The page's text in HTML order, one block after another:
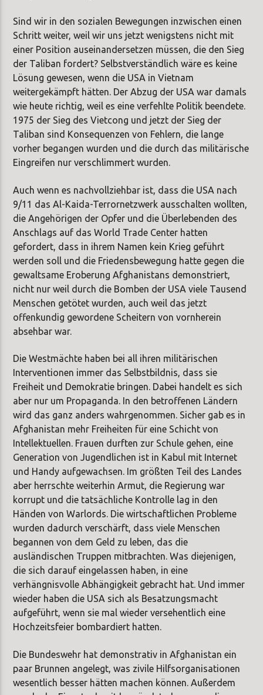
Sind wir in den sozialen Bewegungen inzwischen einen
Schritt weiter, weil wir uns jetzt wenigstens nicht mit
einer Position auseinandersetzen müssen, die den Sieg
der Taliban fordert? Selbstverständlich wäre es keine
Lösung gewesen, wenn die USA in Vietnam
weitergekämpft hätten. Der Abzug der USA war damals
wie heute richtig, weil es eine verfehlte Politik beendete.
1975 der Sieg des Vietcong und jetzt der Sieg der
Taliban sind Konsequenzen von Fehlern, die lange
vorher begangen wurden und die durch das militärische
Eingreifen nur verschlimmert wurden.
Auch wenn es nachvollziehbar ist, dass die USA nach
9/11 das Al-Kaida-Terrornetzwerk ausschalten wollten,
die Angehörigen der Opfer und die Überlebenden des
Anschlags auf das World Trade Center hatten
gefordert, dass in ihrem Namen kein Krieg geführt
werden soll und die Friedensbewegung hatte gegen die
gewaltsame Eroberung Afghanistans demonstriert,
nicht nur weil durch die Bomben der USA viele Tausend
Menschen getötet wurden, auch weil das jetzt
offenkundig gewordene Scheitern von vornherein
absehbar war.
Die Westmächte haben bei all ihren militärischen
Interventionen immer das Selbstbildnis, dass sie
Freiheit und Demokratie bringen. Dabei handelt es sich
aber nur um Propaganda. In den betroffenen Ländern
wird das ganz anders wahrgenommen. Sicher gab es in
Afghanistan mehr Freiheiten für eine Schicht von
Intellektuellen. Frauen durften zur Schule gehen, eine
Generation von Jugendlichen ist in Kabul mit Internet
und Handy aufgewachsen. Im größten Teil des Landes
aber herrschte weiterhin Armut, die Regierung war
korrupt und die tatsächliche Kontrolle lag in den
Händen von Warlords. Die wirtschaftlichen Probleme
wurden dadurch verschärft, dass viele Menschen
begannen von dem Geld zu leben, das die
ausländischen Truppen mitbrachten. Was diejenigen,
die sich darauf eingelassen haben, in eine
verhängnisvolle Abhängigkeit gebracht hat. Und immer
wieder haben die USA sich als Besatzungsmacht
aufgeführt, wenn sie mal wieder versehentlich eine
Hochzeitsfeier bombardiert hatten.
Die Bundeswehr hat demonstrativ in Afghanistan ein
paar Brunnen angelegt, was zivile Hilfsorganisationen
wesentlich besser hätten machen können. Außerdem